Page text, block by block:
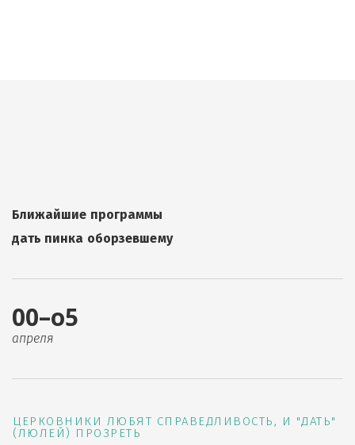
Ближайшие программы
дать пинка оборзевшему
00–о5
апреля
ЦЕРКОВНИКИ ЛЮБЯТ СПРАВЕДЛИВОСТЬ, И "ДАТЬ"
(ЛЮЛЕЙ) ПРОЗРЕТЬ